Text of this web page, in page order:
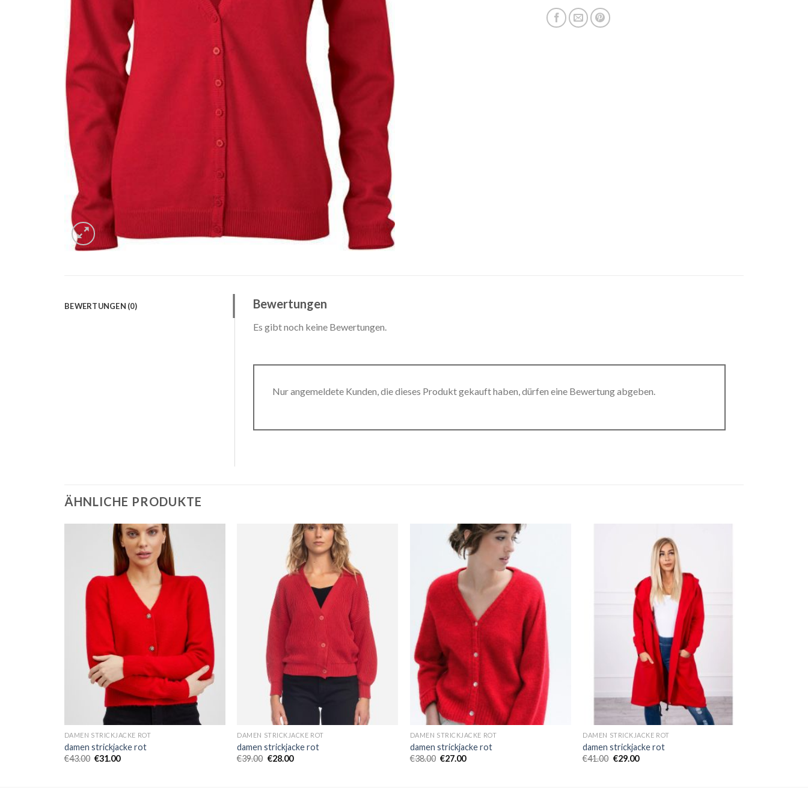
BEWERTUNGEN (0) Bewertungen
Es gibt noch keine Bewertungen.
Nur angemeldete Kunden, die dieses Produkt gekauft haben, dürfen eine Bewertung abgeben.
ÄHNLICHE PRODUKTE
DAMEN STRICKJACKE ROT
damen strickjacke rot
€43.00 €31.00
DAMEN STRICKJACKE ROT
damen strickjacke rot
€39.00 €28.00
DAMEN STRICKJACKE ROT
damen strickjacke rot
€38.00 €27.00
DAMEN STRICKJACKE ROT
damen strickjacke rot
€41.00 €29.00